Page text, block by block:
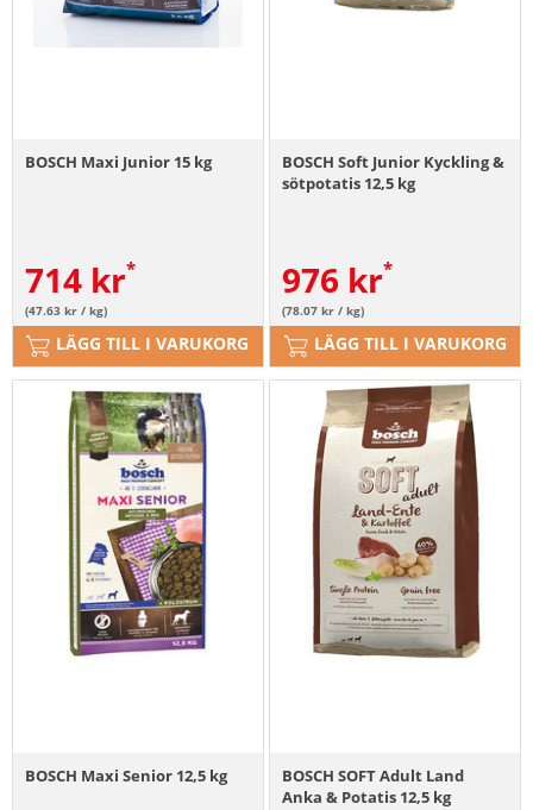
BOSCH Maxi Junior 15 kg
714 kr
(47.63 kr / kg)
LÄGG TILL I VARUKORG
BOSCH Soft Junior Kyckling &
sötpotatis 12,5 kg
976 kr
(78.07 kr / kg)
LÄGG TILL I VARUKORG
BOSCH Maxi Senior 12,5 kg
BOSCH SOFT Adult Land
Anka & Potatis 12,5 kg